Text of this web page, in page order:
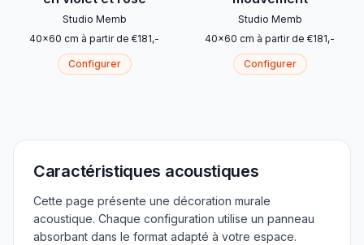
Studio Memb
40x60 cm à partir de €181,-
Configurer
Studio Memb
40x60 cm à partir de €181,-
Configurer
Caractéristiques acoustiques
Cette page présente une décoration murale
acoustique. Chaque configuration utilise un panneau
absorbant dans le format adapté à votre espace.